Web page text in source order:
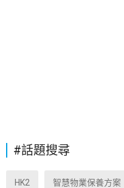
#話題搜尋
HK2 智慧物業保養方案